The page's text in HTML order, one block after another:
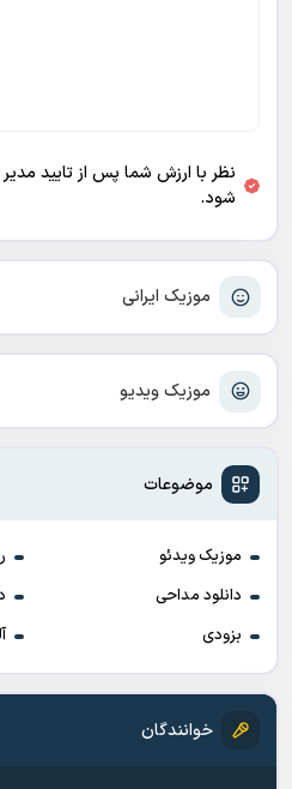
موزیک ایرانی
موزیک ویدیو
موضوعات
موزیک ویدئو
دانلود مداحی
بزودی
خوانندگان
نظر با ارزش شما پس از تایید
شود.